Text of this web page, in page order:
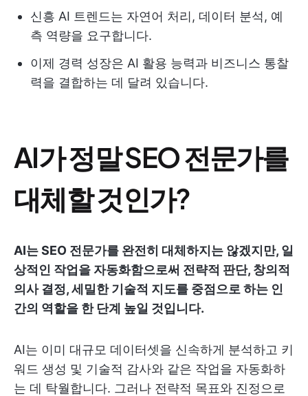
신흥 AI 트렌드는 자연어 처리, 데이터 분석, 예
측 역량을 요구합니다.
이제 경력 성장은 AI 활용 능력과 비즈니스 통찰
력을 결합하는 데 달려 있습니다.
AI가 정말 SEO 전문가를
대체할 것인가?
AI는 SEO 전문가를 완전히 대체하지는 않겠지만, 일
상적인 작업을 자동화함으로써 전략적 판단, 창의적
의사 결정, 세밀한 기술적 지도를 중점으로 하는 인
간의 역할을 한 단계 높일 것입니다.
AI는 이미 대규모 데이터셋을 신속하게 분석하고 키
워드 생성 및 기술적 감사와 같은 작업을 자동화하
는 데 탁월합니다. 그러나 전략적 목표와 진정으로